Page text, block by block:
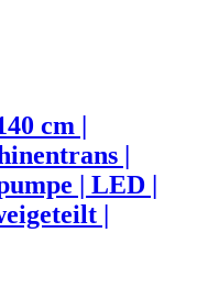
cm |
|
| LED |
|